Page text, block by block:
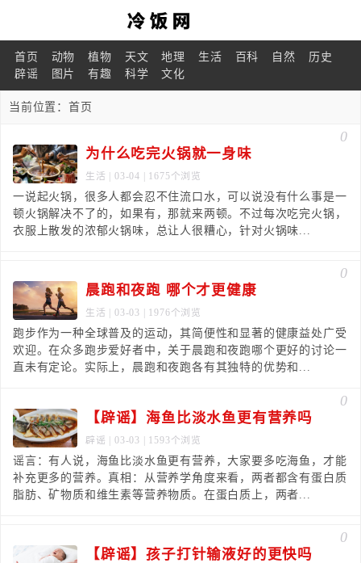
首页 动物 植物 天文 地理 生活 百科 自然
历史
辟谣
图片 有趣 科学 文化
当前位置： 首页
0
为什么吃完火锅就一身味
生活 | 03-04 | 1675个浏览
一说起火锅，很多人都会忍不住流口水，可以说没有什么事是一
顿火锅解决不了的，如果有，那就来两顿。不过每次吃完火锅，
衣服上散发的浓郁火锅味，总让人很糟心，针对火锅味...
0
晨跑和夜跑 哪个才更健康
生活 | 03-03 | 1976个浏览
跑步作为一种全球普及的运动，其简便性和显著的健康益处广受
欢迎。在众多跑步爱好者中，关于晨跑和夜跑哪个更好的讨论一
直未有定论。实际上，晨跑和夜跑各有其独特的优势和...
0
【辟谣】海鱼比淡水鱼更有营养吗
辟谣 | 03-03 | 1593个浏览
谣言：有人说，海鱼比淡水鱼更有营养，大家要多吃海鱼，才能
补充更多的营养。真相：从营养学角度来看，两者都含有蛋白质
脂肪、矿物质和维生素等营养物质。在蛋白质上，两者...
0
【辟谣】孩子打针输液好的更快吗